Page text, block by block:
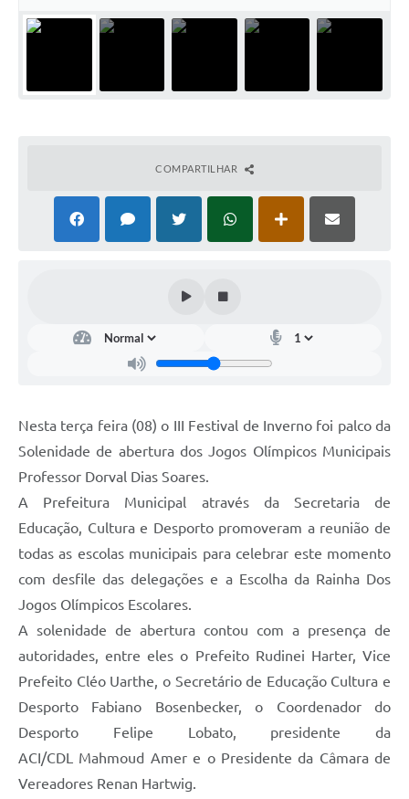
COMPARTILHAR
Nesta terça feira (08) o III Festival de Inverno foi palco da
Solenidade de abertura dos Jogos Olímpicos Municipais
Professor Dorval Dias Soares.
A Prefeitura Municipal através da Secretaria de
Educação, Cultura e Desporto promoveram a reunião de
todas as escolas municipais para celebrar este momento
com desfile das delegações e a Escolha da Rainha Dos
Jogos Olímpicos Escolares.
A solenidade de abertura contou com a presença de
autoridades, entre eles o Prefeito Rudinei Harter, Vice
Prefeito Cléo Uarthe, o Secretário de Educação Cultura e
Desporto Fabiano Bosenbecker, o Coordenador do
Desporto Felipe Lobato, presidente da
ACI/CDL Mahmoud Amer e o Presidente da Câmara de
Vereadores Renan Hartwig.